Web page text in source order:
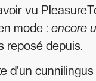
vu
mode : encore
reposé depuis.
d’un